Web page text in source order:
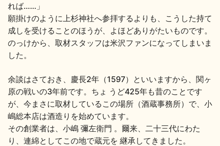
地酒・イベント情報
れば……」
願掛けのように上杉神社へ参拝するよりも、こうした持て
成しを受けることのほうが、よほどありがたいものです。
のっけから、取材スタッフは米沢ファンになってしまいま
した。
余談はさておき、慶長2年（1597）といいますから、関ヶ
原の戦いの3年前です。ちょ うど425年も昔のことです
が、今まさに取材しているこの場所（酒蔵事務所）で、小
嶋総本店は酒造りを始めています。
その創業者は、小嶋 彌左衛門 。爾来、二十三代にわた
り、連綿としてこの地で蔵元を 継承してきました。